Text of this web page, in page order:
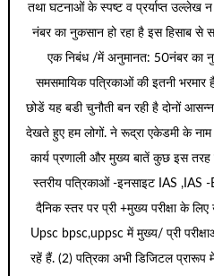
तथा घटनाओं के स्पष्ट व प्रर्याप्त उल्लेख
नंबर का नुकसान हो रहा है इस हिसाब से
एक निबंध /में अनुमानत: 50नंबर का
समसमायिक पत्रिकाओं की इतनी
छोडें यह बडी चुनौती बन रही है दोनों
देखते हुए हम लोगों. ने रूद्रा एकेडमी के नाम
कार्य प्रणाली और मुख्य बातें कुछ इस
स्तरीय पत्रिकाओं -इनसाइट IAS ,IAS
दैनिक स्तर पर प्री +मुख्य परीक्षा के
Upsc bpsc,uppsc में मुख्य/ प्री
रहें हैं. (2) पत्रिका अभी डिजिटल प्रारूप